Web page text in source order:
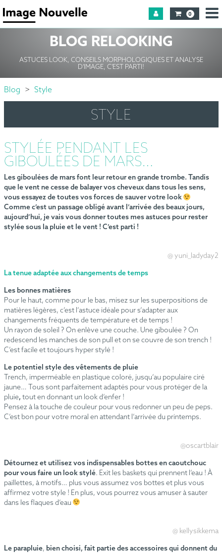
0
BLOG RELOOKING
ASTUCES LOOK, CONSEILS MORPHOLOGIQUES ET ANALYSE
D'IMAGE, C'EST PARTI!
Blog Style
STYLE
STYLÉE PENDANT LES
GIBOULÉES DE MARS…
Les giboulées de mars font leur retour en grande trombe. Tandis
que le vent ne cesse de balayer vos cheveux dans tous les sens,
vous essayez de toutes vos forces de sauver votre look
Comme c’est un passage obligé avant l’arrivée des beaux jours,
aujourd’hui, je vais vous donner toutes mes astuces pour rester
stylée sous la pluie et le vent ! C’est parti !
@ yuni_ladyday2
La tenue adaptée aux changements de temps
Les bonnes matières
Pour le haut, comme pour le bas, misez sur les superpositions de
matières légères, c’est l’astuce idéale pour s’adapter aux
changements fréquents de température et de temps !
Un rayon de soleil ? On enlève une couche. Une giboulée ? On
redescend les manches de son pull et on se couvre de son trench !
C’est facile et toujours hyper stylé !
Le potentiel style des vêtements de pluie
Trench, imperméable en plastique coloré, jusqu’au populaire ciré
jaune… Tous sont parfaitement adaptés pour vous protéger de la
pluie, tout en donnant un look d’enfer !
Pensez à la touche de couleur pour vous redonner un peu de peps.
C’est bon pour votre moral en attendant l’arrivée du printemps.
@oscartblair
Détournez et utilisez vos indispensables bottes en caoutchouc
pour vous faire un look stylé. Exit les baskets qui prennent l’eau ! À
paillettes, à motifs… plus vous assumez vos bottes et plus vous
affirmez votre style ! En plus, vous pourrez vous amuser à sauter
dans les flaques d’eau
@ kellysikkema
Le parapluie, bien choisi, fait partie des accessoires qui donnent du